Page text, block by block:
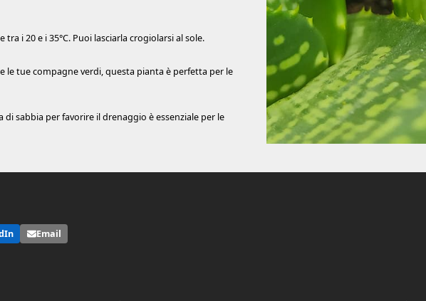
tra i 20 e i 35°C. Puoi lasciarla crogiolarsi al sole.
le tue compagne verdi, questa pianta è perfetta per le
sabbia per favorire il drenaggio è essenziale per le
Email